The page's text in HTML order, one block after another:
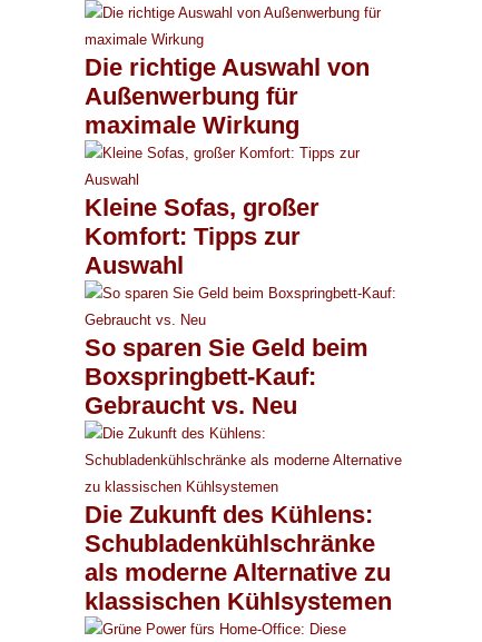
Die richtige Auswahl von
Außenwerbung für
maximale Wirkung
Kleine Sofas, großer
Komfort: Tipps zur
Auswahl
So sparen Sie Geld beim
Boxspringbett-Kauf:
Gebraucht vs. Neu
Die Zukunft des Kühlens:
Schubladenkühlschränke
als moderne Alternative zu
klassischen Kühlsystemen